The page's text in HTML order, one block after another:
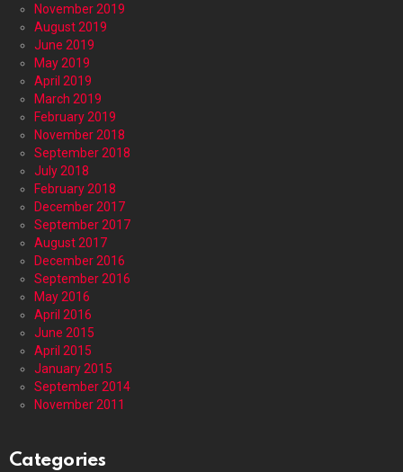
November 2019
August 2019
June 2019
May 2019
April 2019
March 2019
February 2019
November 2018
September 2018
July 2018
February 2018
December 2017
September 2017
August 2017
December 2016
September 2016
May 2016
April 2016
June 2015
April 2015
January 2015
September 2014
November 2011
Categories